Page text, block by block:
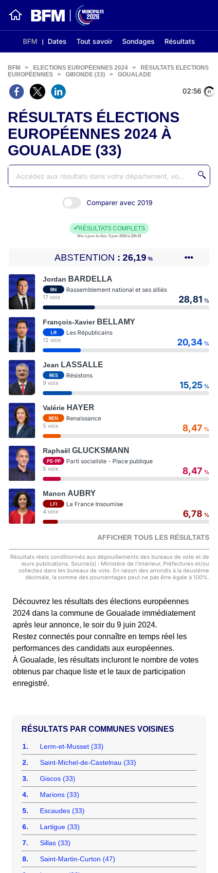
BFM Dates Tout savoir Sondages Résultats
02:56
BFM > ELECTIONS EUROPÉENNES 2024 >
RÉSULTATS ELECTIONS
EUROPÉENNES
> GIRONDE (33) > GOUALADE
RÉSULTATS ÉLECTIONS
EUROPÉENNES 2024 À
GOUALADE (33)
Comparer avec 2019
RÉSULTATS COMPLETS
Mis à jour le dim. 9 juin 2024 à 20h18
ABSTENTION 26,19 % •••
Jordan BARDELLA
RN Rassemblement national et ses alliés
17 voix 28,81 %
François-Xavier BELLAMY
LR Les Républicains
12 voix 20,34 %
Jean LASSALLE
RES Résistons
9 voix 15,25 %
Valérie HAYER
REN Renaissance
5 voix 8,47 %
Raphaël GLUCKSMANN
PS-PP Parti socialiste - Place publique
5 voix 8,47 %
Manon AUBRY
LFI La France Insoumise
4 voix 6,78 %
AFFICHER TOUS LES RÉSULTATS
Résultats réels conditionnés aux dépouillements des bureaux de vote et de
leurs publications. Source(s) : Ministère de l'Intérieur, Préfectures et/ou
collectes dans les bureaux de vote. En raison des arrondis à la deuxième
décimale, la somme des pourcentages peut ne pas être égale à 100%.
Découvrez les résultats des élections européennes
2024 dans la commune de Goualade immédiatement
après leur annonce, le soir du 9 juin 2024.
Restez connectés pour connaître en temps réel les
performances des candidats aux européennes.
À Goualade, les résultats incluront le nombre de votes
obtenus par chaque liste et le taux de participation
enregistré.
COMMUNES VOISINES
1. Lerm-et-Musset (33)
2. Saint-Michel-de-Castelnau (33)
3. Giscos (33)
4. Marions (33)
5. Escaudes (33)
6. Lartigue (33)
7. Sillas (33)
8. Saint-Martin-Curton (47)